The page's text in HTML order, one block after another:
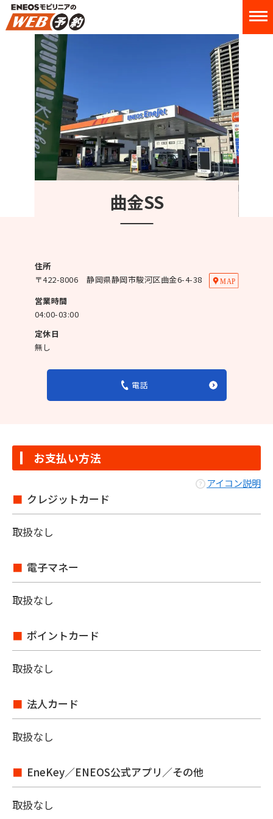
曲金SS
住所
〒422-8006
静岡県静岡市駿河区曲金6-4-38
営業時間
04:00-03:00
定休日
無し
電話
お支払い方法
アイコン説明
クレジットカード
取扱なし
電子マネー
取扱なし
ポイントカード
取扱なし
法人カード
取扱なし
EneKey／ENEOS公式アプリ／その他
取扱なし